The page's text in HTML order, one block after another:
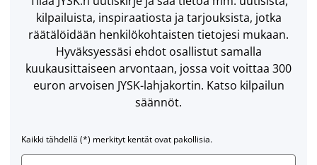
kilpailuista, inspiraatiosta ja tarjouksista, jotka
räätälöidään henkilökohtaisten tietojesi mukaan.
Hyväksyessäsi ehdot osallistut samalla
kuukausittaiseen arvontaan, jossa voit voittaa 300
euron arvoisen JYSK-lahjakortin. Katso kilpailun
säännöt.
Kaikki tähdellä (*) merkityt kentät ovat pakollisia.